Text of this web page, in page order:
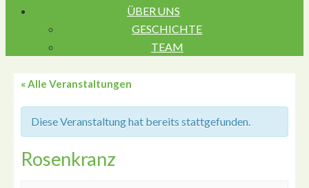
ÜBER UNS
GESCHICHTE
TEAM
« Alle Veranstaltungen
Diese Veranstaltung hat bereits stattgefunden.
Rosenkranz